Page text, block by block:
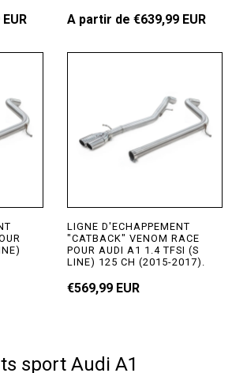
A partir de €639,99 EUR
LIGNE D'ECHAPPEMENT
"CATBACK" VENOM RACE
POUR AUDI A1 1.4 TFSI (S
LINE) 125 CH (2015-2017).
€569,99 EUR
sport Audi A1